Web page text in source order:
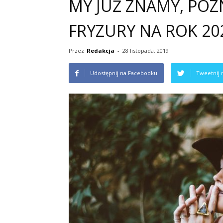
MY JUŻ ZNAMY,
FRYZURY NA ROK
Przez Redakcja - 28 listopada, 2019
Udostępnij na Facebooku Tweetnij